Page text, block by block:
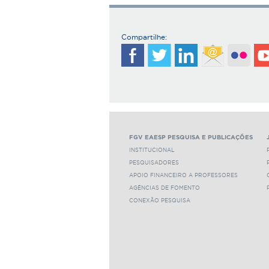
Compartilhe:
FGV EAESP PESQUISA E PUBLICAÇÕES
INSTITUCIONAL
PESQUISADORES
APOIO FINANCEIRO A PROFESSORES
AGÊNCIAS DE FOMENTO
CONEXÃO PESQUISA